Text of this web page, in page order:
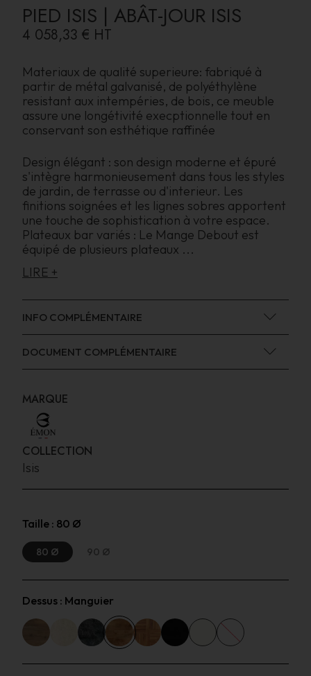
PIED ISIS | ABÂT-JOUR ISIS
4 058,33 € HT
Materiaux de qualité superieure: fabriqué à
partir de métal galvanisé, de polyéthylène
resistant aux intempéries, de bois, ce meuble
assure une longétivité execptionnelle tout en
conservant son esthétique raffinée
Design élégant : son design moderne et épuré
s'intègre harmonieusement dans tous les styles
de jardin, de terrasse ou d'interieur. Les
finitions soignées et les lignes sobres apportent
une touche de sophistication à votre espace.
Plateaux bar variés : Le Mange Debout est
équipé de plusieurs plateaux ...
LIRE +
INFO COMPLÉMENTAIRE
DOCUMENT COMPLÉMENTAIRE
MARQUE
COLLECTION
Isis
Taille : 80 Ø
80 Ø 90 Ø
Dessus : Manguier